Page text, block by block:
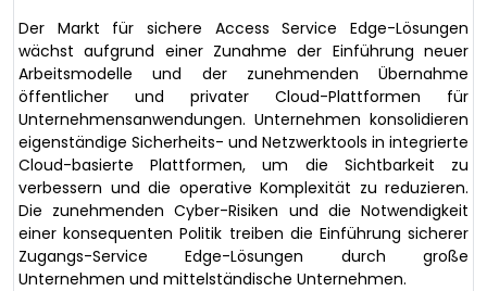
Der Markt für sichere Access Service Edge-Lösungen
wächst aufgrund einer Zunahme der Einführung neuer
Arbeitsmodelle und der zunehmenden Übernahme
öffentlicher und privater Cloud-Plattformen für
Unternehmensanwendungen. Unternehmen konsolidieren
eigenständige Sicherheits- und Netzwerktools in integrierte
Cloud-basierte Plattformen, um die Sichtbarkeit zu
verbessern und die operative Komplexität zu reduzieren.
Die zunehmenden Cyber-Risiken und die Notwendigkeit
einer konsequenten Politik treiben die Einführung sicherer
Zugangs-Service Edge-Lösungen durch große
Unternehmen und mittelständische Unternehmen.